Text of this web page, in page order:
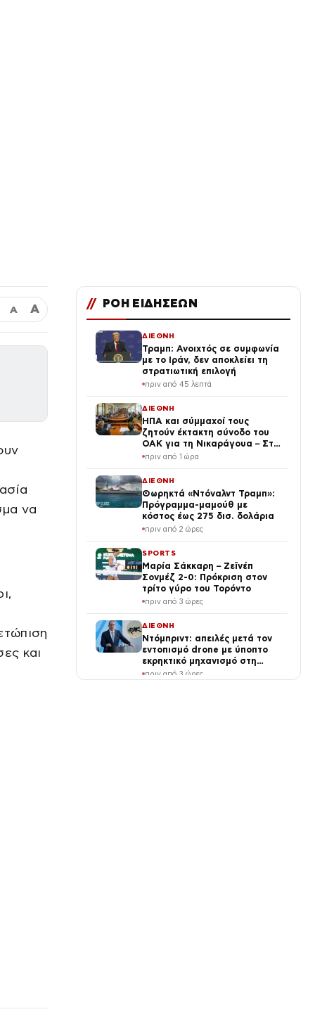
Α Α
να
και
// ΡΟΗ ΕΙΔΗΣΕΩΝ
ΔΙΕΘΝΗ
Τραμπ: Ανοιχτός σε συμφωνία
με το Ιράν, δεν αποκλείει τη
στρατιωτική επιλογή
πριν από 45 λεπτά
ΔΙΕΘΝΗ
ΗΠΑ και σύμμαχοί τους
ζητούν έκτακτη σύνοδο του
ΟΑΚ για τη Νικαράγουα – Στο
επίκεντρο η πολιτική του
πριν από 1 ώρα
ΔΙΕΘΝΗ
Θωρηκτά «Ντόναλντ Τραμπ»:
Πρόγραμμα-μαμούθ με
κόστος έως 275 δισ. δολάρια
πριν από 2 ώρες
SPORTS
Μαρία Σάκκαρη – Ζεϊνέπ
Σονμέζ 2-0: Πρόκριση στον
τρίτο γύρο του Τορόντο
πριν από 3 ώρες
ΔΙΕΘΝΗ
Ντόμπριντ: απειλές μετά τον
εντοπισμό drone με ύποπτο
εκρηκτικό μηχανισμό στη
Λειψία
πριν από 3 ώρες